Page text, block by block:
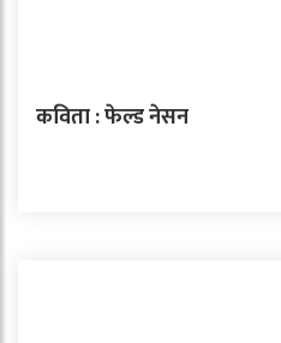
कविता : फेल्ड नेसन